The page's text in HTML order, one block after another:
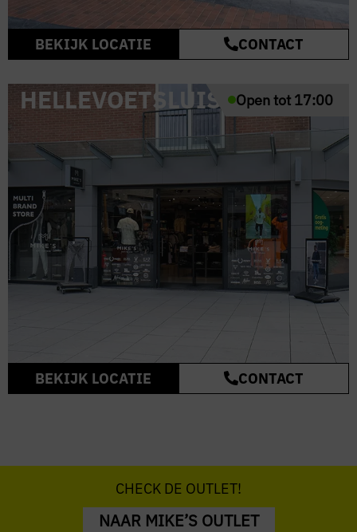
BEKIJK LOCATIE CONTACT
Open tot 17:00
HELLEVOETSLUIS
BEKIJK LOCATIE CONTACT
CHECK DE OUTLET!
NAAR MIKE’S OUTLET